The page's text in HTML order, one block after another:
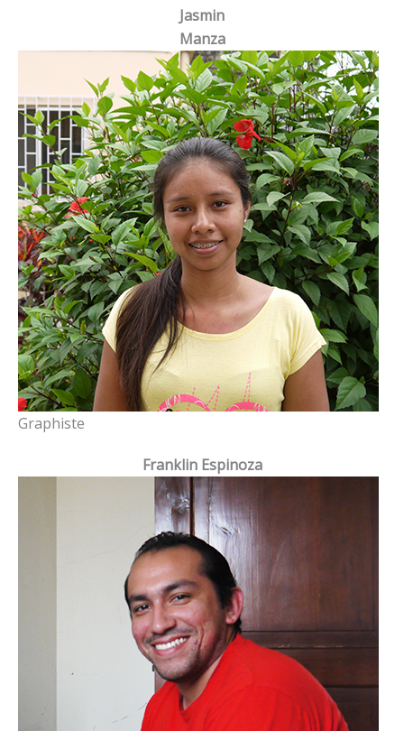
Jasmin
Manza
Graphiste
Franklin Espinoza